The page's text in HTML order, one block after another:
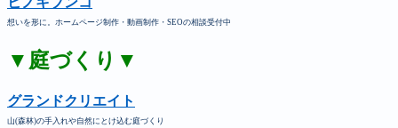
想いを形に。ホームページ制作・動画制作・SEOの相談受付中
▼庭づくり▼
グランドクリエイト
山(森林)の手入れや自然にとけ込む庭づくり